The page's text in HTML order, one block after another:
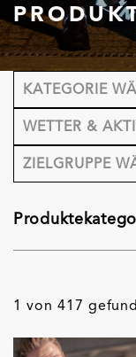
KATEGORIE
WETTER &
ZIELGRUPPE
1 von 417